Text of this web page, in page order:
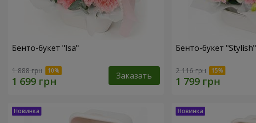
Бенто-букет "Isa"
1 888 грн Заказать
Бенто-букет "Stylish"
2 116 грн